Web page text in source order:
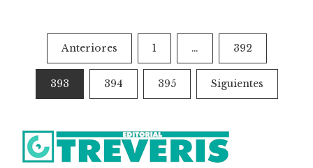
Anteriores 1 … 392
393 394 395 Siguientes